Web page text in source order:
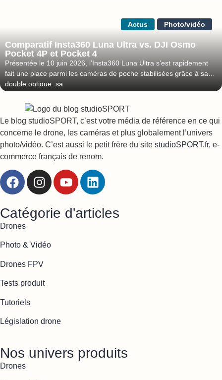
Actus Photo/vidéo
Comparatif Insta360 Luna Ultra vs. DJI Osmo
Pocket 4P et Pocket 4
Présentée le 10 juin 2026, l’Insta360 Luna Ultra s’est rapidement
fait une place parmi les caméras de poche stabilisées grâce à sa
double optique, sa
Le blog studioSPORT, c’est votre média de référence en ce qui
concerne le drone, les caméras et plus globalement l’univers
photo/vidéo. C’est aussi le petit frère du site studioSPORT.fr, e-
commerce français de renom.
Catégorie d'articles
Drones
Photo & Vidéo
Drones FPV
Tests produit
Tutoriels
Législation drone
Nos univers produits
Drones